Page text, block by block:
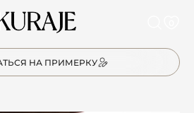
НА ПРИМЕРКУ